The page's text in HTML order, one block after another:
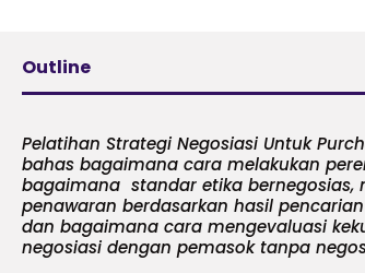
Outline
Pelatihan Strategi Negosiasi Untuk
bahas bagaimana cara melakukan
bagaimana standar etika
penawaran berdasarkan hasil
dan bagaimana cara mengevaluasi
negosiasi dengan pemasok tanpa